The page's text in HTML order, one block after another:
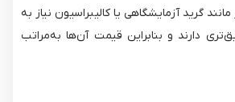
گرید آزمایشگاهی یا کالیبراسیون نیاز به
دارند و بنابراین قیمت آن‌ها به‌مراتب